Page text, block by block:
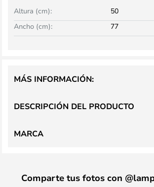
Ancho (cm): 77
Altura (cm): 50
DESCRIPCIÓN DEL PRODUCTO
MÁS INFORMACIÓN:
MARCA
Comparte tus fotos con